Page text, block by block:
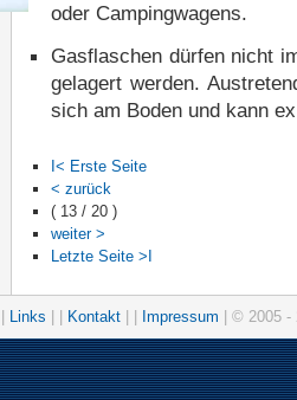
oder Campingwagens.
Gasflaschen dürfen nicht
gelagert werden.
sich am Boden und kann
I< Erste Seite
< zurück
( 13 / 20 )
weiter >
Letzte Seite >I
Links Kontakt Impressum | © 2005 -